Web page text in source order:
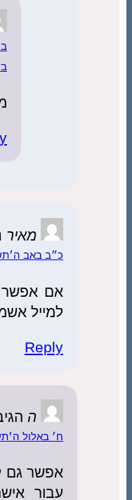
מאיר
כ״ב באב
אם אפשר
למייל
Reply
ה
ח׳ באלול
אפשר גם
עבור